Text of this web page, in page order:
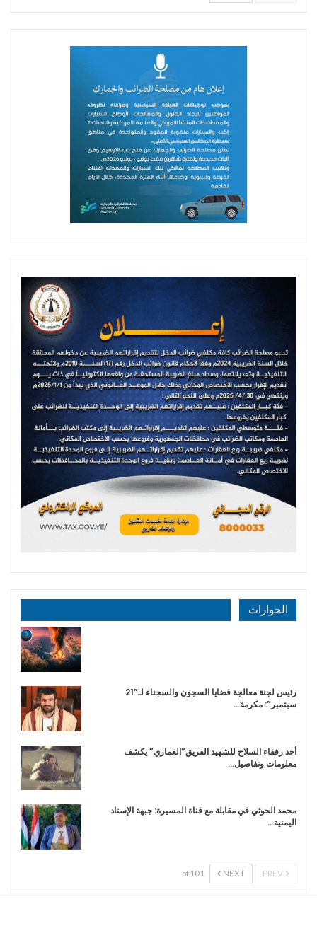
الحوارات
رئيس لجنة معالجة قضايا السجون والسجناء لـ”21
سبتمبر”: مكرمة…
أحد رفقاء السلاح للشهيد الفريق”الغماري” يكشف
معلومات وتفاصيل…
محمد الحوثي في مقابلة مع قناة المسيرة: جبهة الإسناد
اليمنية…
NEXT
1 of 10